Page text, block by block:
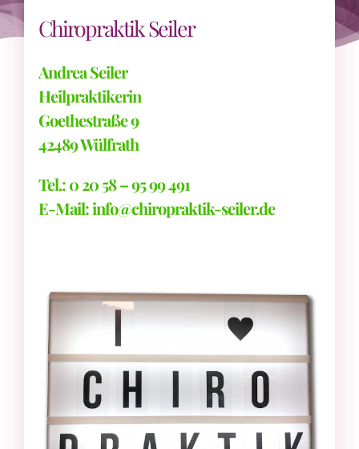
Chiropraktik Seiler
Andrea Seiler
Heilpraktikerin
Goethestraße 9
42489 Wülfrath
Tel.: 0 20 58 – 95 99 491
E-Mail: info@chiropraktik-seiler.de